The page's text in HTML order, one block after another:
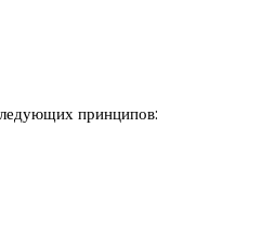
принципов: